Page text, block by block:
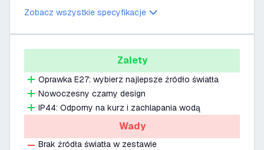
Zobacz wszystkie specyfikacje
Zalety
Oprawka E27: wybierz najlepsze źródło światła
Nowoczesny czarny design
IP44: Odporny na kurz i zachlapania wodą
Wady
Brak źródła światła w zestawie